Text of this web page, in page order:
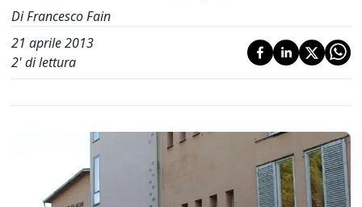
Di Francesco Fain
21 aprile 2013
2' di lettura